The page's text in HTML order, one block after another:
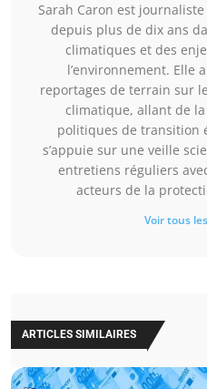
Sarah Caron est
depuis plus de dix ans
climatiques et des
l’environnement. Elle
reportages de terrain sur
climatique, allant de
politiques de transition
s’appuie sur une veille
entretiens réguliers
acteurs de la
Voir tous
ARTICLES SIMILAIRES